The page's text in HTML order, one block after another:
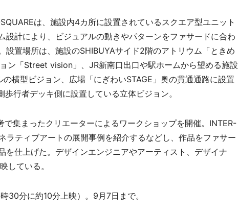
は、施設内4カ所に設置されているスクエア型ユニット
設計により、ビジュアルの動きやパターンをファサードに合わ
設置場所は、施設のSHIBUYAサイド2階のアトリウム「ときめ
ン「Street vision」、JR新南口出口や駅ホームから望める施設
横型ビジョン、広場「にぎわいSTAGE」奥の貫通通路に設置
行者デッキ側に設置している立体ビジョン。
集まったクリエーターによるワークショップを開催。INTER-
ラティブアートの展開事例を紹介するなどし、作品をファサー
を仕上げた。デザインエンジニアやアーティスト、デザイナ
している。
分に約10分上映）。9月7日まで。